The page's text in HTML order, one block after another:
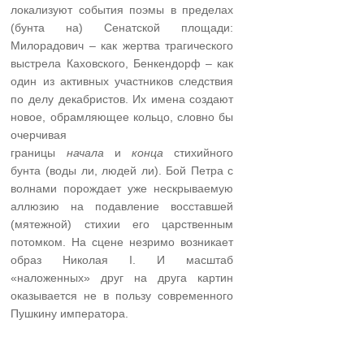
локализуют события поэмы в пределах
(бунта на) Сенатской площади:
Милорадович – как жертва трагического
выстрела Каховского, Бенкендорф – как
один из активных участников следствия
по делу декабристов. Их имена создают
новое, обрамляющее кольцо, словно бы
очерчивая
границы началаи концастихийного
бунта (воды ли, людей ли). Бой Петра с
волнами порождает уже нескрываемую
аллюзию на подавление восставшей
(мятежной) стихии его царственным
потомком. На сцене незримо возникает
образ Николая I. И масштаб
«наложенных» друг на друга картин
оказывается не в пользу современного
Пушкину императора.